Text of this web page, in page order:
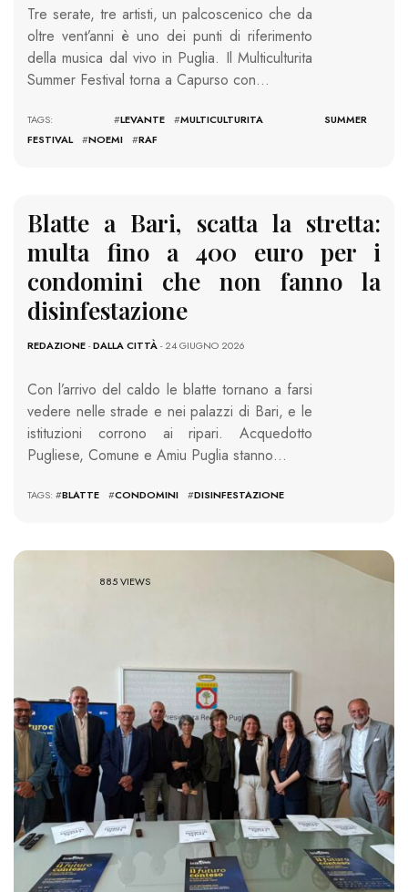
Tre serate, tre artisti, un palcoscenico che da
oltre vent’anni è uno dei punti di riferimento
della musica dal vivo in Puglia. Il Multiculturita
Summer Festival torna a Capurso con…
TAGS: #LEVANTE #MULTICULTURITA SUMMER
FESTIVAL
#NOEMI #RAF
Blatte a Bari, scatta la stretta:
multa fino a 400 euro per i
condomini che non fanno la
disinfestazione
REDAZIONE-DALLA CITTÀ- 24 GIUGNO 2026
Con l’arrivo del caldo le blatte tornano a farsi
vedere nelle strade e nei palazzi di Bari, e le
istituzioni corrono ai ripari. Acquedotto
Pugliese, Comune e Amiu Puglia stanno…
TAGS: #BLATTE #CONDOMINI #DISINFESTAZIONE
885 VIEWS